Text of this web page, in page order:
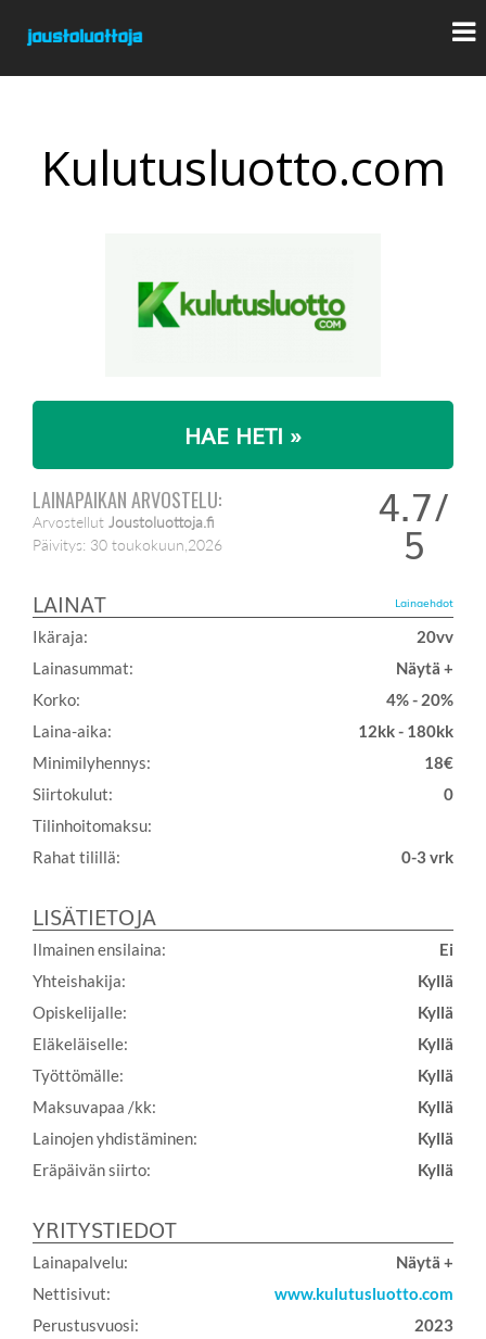
Kulutusluotto.com
HAE HETI »
LAINAPAIKAN ARVOSTELU:
Arvostellut Joustoluottoja.fi
Päivitys: 30 toukokuun,2026
4.7/
5
LAINAT Lainaehdot
Ikäraja:
20vv
Lainasummat:
Näytä +
Korko:
4% - 20%
Laina-aika:
12kk - 180kk
Minimilyhennys:
18€
Siirtokulut:
0
Tilinhoitomaksu:
Rahat tilillä:
0-3 vrk
LISÄTIETOJA
Ilmainen ensilaina:
Ei
Yhteishakija:
Kyllä
Opiskelijalle:
Kyllä
Eläkeläiselle:
Kyllä
Työttömälle:
Kyllä
Maksuvapaa /kk:
Kyllä
Lainojen yhdistäminen:
Kyllä
Eräpäivän siirto:
Kyllä
YRITYSTIEDOT
Lainapalvelu:
Näytä +
Nettisivut:
www.kulutusluotto.com
Perustusvuosi:
2023